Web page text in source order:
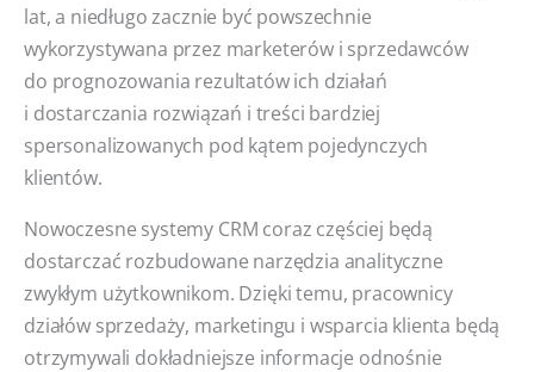
lat, a niedługo zacznie być powszechnie
wykorzystywana przez marketerów i sprzedawców
do prognozowania rezultatów ich działań
i dostarczania rozwiązań i treści bardziej
spersonalizowanych pod kątem pojedynczych
klientów.
Nowoczesne systemy CRM coraz częściej będą
dostarczać rozbudowane narzędzia analityczne
zwykłym użytkownikom. Dzięki temu, pracownicy
działów sprzedaży, marketingu i wsparcia klienta będą
otrzymywali dokładniejsze informacje odnośnie